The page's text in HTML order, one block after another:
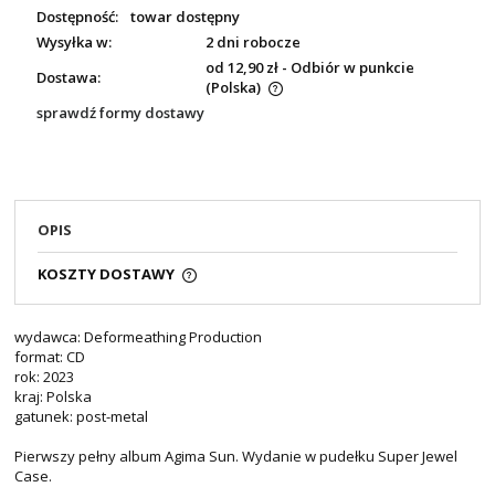
Dostępność:
towar dostępny
Wysyłka w:
2 dni robocze
Dostawa:
od 12,90 zł - Odbiór w punkcie
(Polska)
sprawdź formy dostawy
OPIS
KOSZTY DOSTAWY
wydawca: Deformeathing Production
format: CD
rok: 2023
kraj: Polska
gatunek: post-metal
Pierwszy pełny album Agima Sun. Wydanie w pudełku Super Jewel
Case.